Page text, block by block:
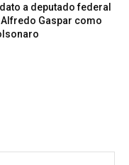
a deputado federal
Gaspar como